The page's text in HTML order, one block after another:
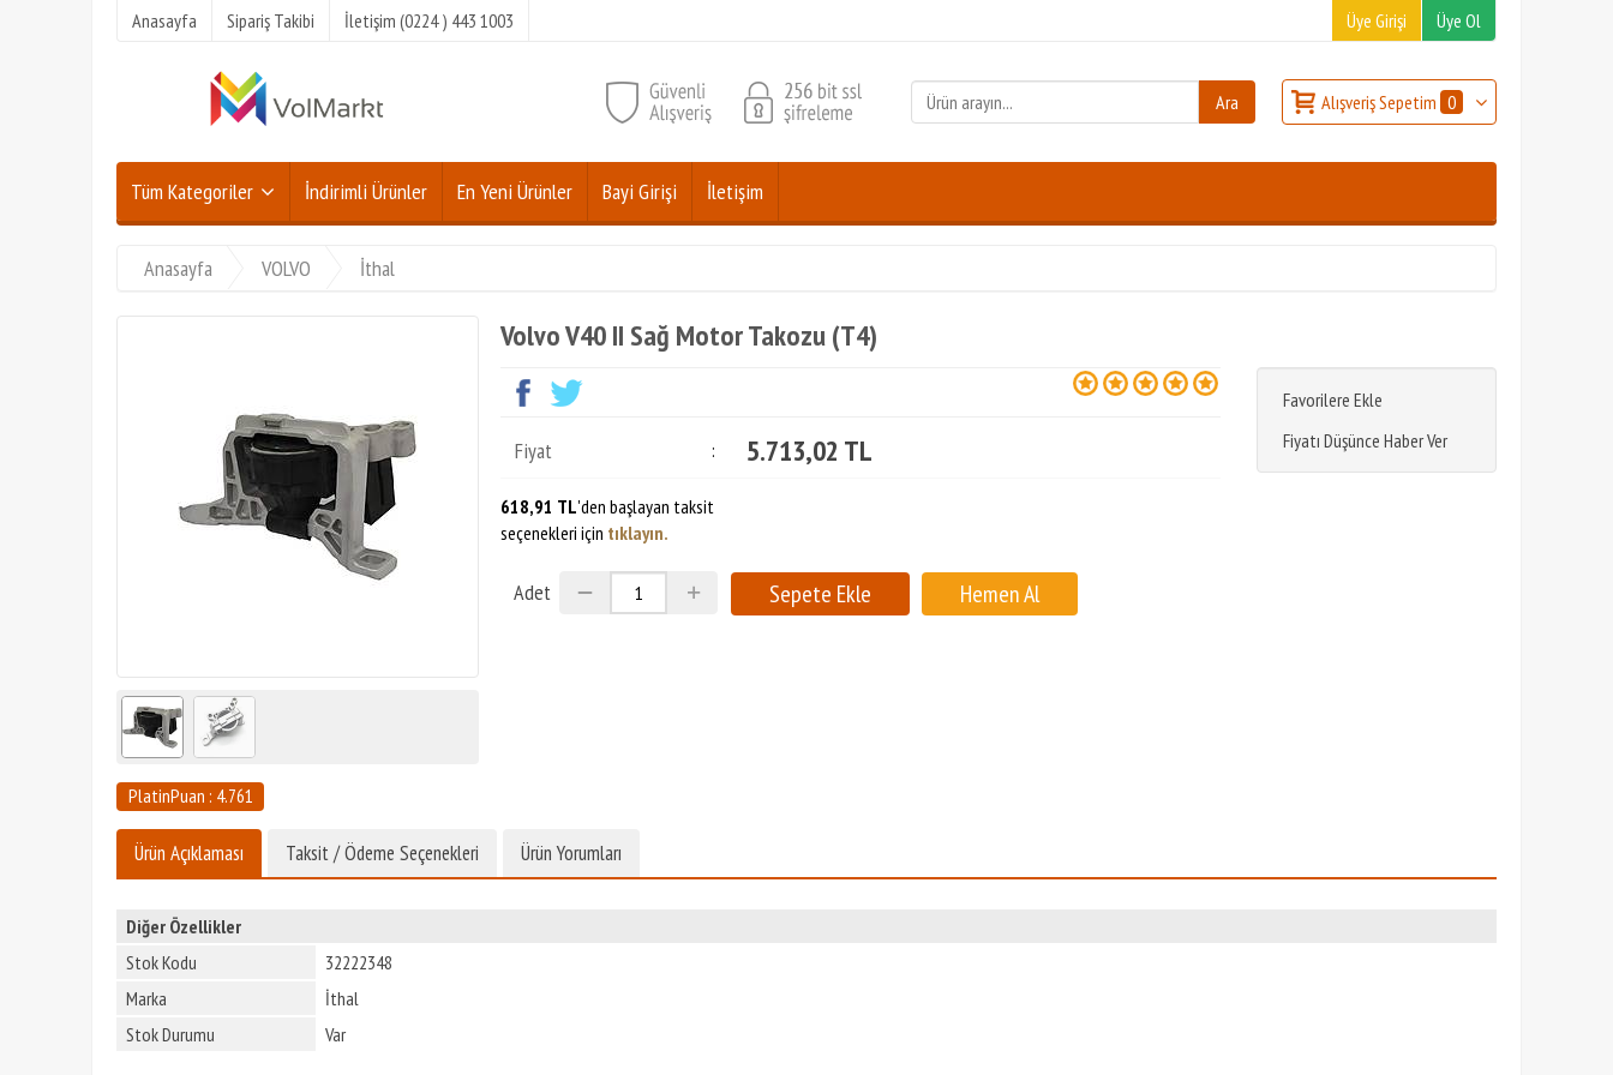
Anasayfa Sipariş Takibi İletişim (0224 ) 443 1003 Üye Girişi Üye Ol
Alışveriş Sepetim 0
Tüm Kategoriler İndirimli Ürünler En Yeni Ürünler Bayi Girişi İletişim
Anasayfa VOLVO İthal
PlatinPuan : 4.761
Volvo V40 II Sağ Motor Takozu (T4)
Favorilere Ekle
Fiyatı Düşünce Haber Ver
Fiyat : 5.713,02 TL
618,91 TL'den başlayan taksit
seçenekleri için tıklayın.
Adet
Ürün Açıklaması Taksit / Ödeme Seçenekleri Ürün Yorumları
Diğer Özellikler
Stok Kodu
32222348
Marka
İthal
Stok Durumu
Var